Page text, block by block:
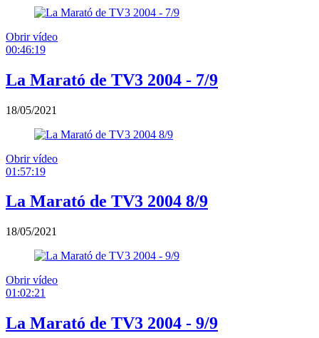
Obrir vídeo
00:46:19
La Marató de TV3 2004 - 7/9
18/05/2021
Obrir vídeo
01:57:19
La Marató de TV3 2004 8/9
18/05/2021
Obrir vídeo
01:02:21
La Marató de TV3 2004 - 9/9